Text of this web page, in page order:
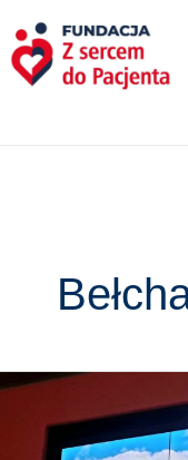
do
treści
Spotkanie
Pacjenta